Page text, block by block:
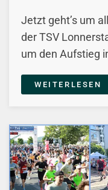
Jetzt geht’s um
der TSV
um den Aufstieg
WEITERLESEN